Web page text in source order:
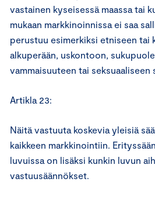
vastainen kyseisessä maassa tai
mukaan markkinoinnissa ei saa
perustuu esimerkiksi etniseen tai
alkuperään, uskontoon,
vammaisuuteen tai seksuaaliseen
Artikla 23:
Näitä vastuuta koskevia yleisiä
kaikkeen markkinointiin.
luvuissa on lisäksi kunkin luvun
vastuusäännökset.